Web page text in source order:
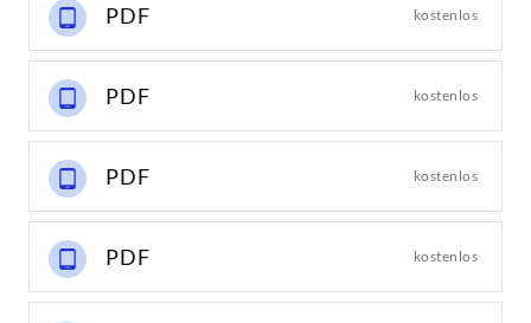
PDF kostenlos
PDF kostenlos
PDF kostenlos
PDF kostenlos